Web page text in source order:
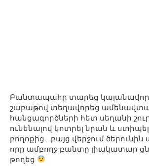
Բանտապահը տարեց
շաբաթով տեղավորեց
հանցագործների հետ սեղանի
ունենալով կոտրել նրան և
բողոքից… բայց վերջում
որը ամբողջ բանտը լիակատար
թողեց